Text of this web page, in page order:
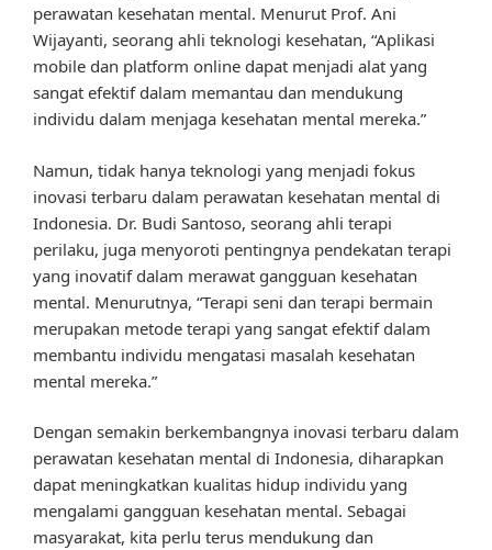
perawatan kesehatan mental. Menurut Prof. Ani
Wijayanti, seorang ahli teknologi kesehatan, “Aplikasi
mobile dan platform online dapat menjadi alat yang
sangat efektif dalam memantau dan mendukung
individu dalam menjaga kesehatan mental mereka.”
Namun, tidak hanya teknologi yang menjadi fokus
inovasi terbaru dalam perawatan kesehatan mental di
Indonesia. Dr. Budi Santoso, seorang ahli terapi
perilaku, juga menyoroti pentingnya pendekatan terapi
yang inovatif dalam merawat gangguan kesehatan
mental. Menurutnya, “Terapi seni dan terapi bermain
merupakan metode terapi yang sangat efektif dalam
membantu individu mengatasi masalah kesehatan
mental mereka.”
Dengan semakin berkembangnya inovasi terbaru dalam
perawatan kesehatan mental di Indonesia, diharapkan
dapat meningkatkan kualitas hidup individu yang
mengalami gangguan kesehatan mental. Sebagai
masyarakat, kita perlu terus mendukung dan